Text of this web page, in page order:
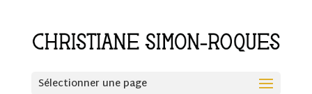
Sélectionner une page